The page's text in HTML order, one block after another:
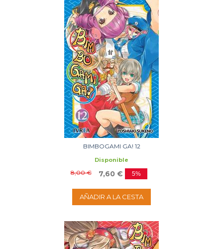
BIMBOGAMI GA! 12
Disponible
8,00 € 7,60 € 5%
AÑADIR A LA CESTA